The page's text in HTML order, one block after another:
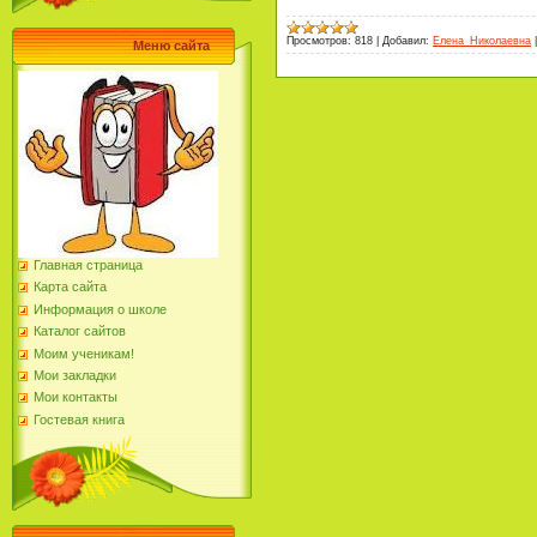
Меню сайта
Главная страница
Карта сайта
Информация о школе
Каталог сайтов
Моим ученикам!
Мои закладки
Мои контакты
Гостевая книга
Просмотров: 818 Добавил: Елена_Николаевна